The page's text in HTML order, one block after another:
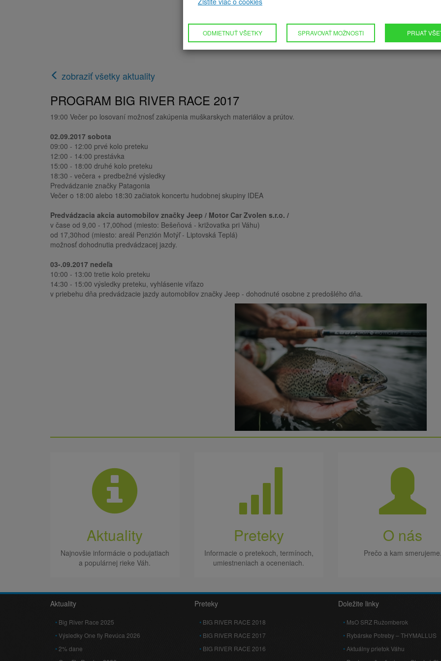
zobraziť všetky aktuality
PROGRAM BIG RIVER RACE 2017
19:00 Večer po losovaní možnosť zakúpenia muškarskych materiálov a prútov.
02.09.2017 sobota
09:00 - 12:00 prvé kolo preteku
12:00 - 14:00 prestávka
15:00 - 18:00 druhé kolo preteku
18:30 - večera + predbežné výsledky
Predvádzanie značky Patagonia
Večer o 18:00 alebo 18:30 začiatok koncertu hudobnej skupiny IDEA
Predvádzacia akcia automobilov značky Jeep / Motor Car Zvolen s.r.o. /
v čase od 9,00 - 17,00hod (miesto: Bešeňová - križovatka pri Váhu)
od 17,30hod (miesto: areál Penzión Motýľ - Liptovská Teplá)
možnosť dohodnutia predvádzacej jazdy.
03-.09.2017 nedeľa
10:00 - 13:00 tretie kolo preteku
14:30 - 15:00 výsledky preteku, vyhlásenie víťazo
v priebehu dňa predvádzacie jazdy automobilov značky Jeep - dohodnuté osobne z predošlého dňa.
Aktuality
Najnovšie informácie o podujatiach
a populárnej rieke Váh.
Preteky
Informacie o pretekoch, termínoch,
umiestneniach a oceneniach.
O nás
Prečo a kam
Aktuality
Big River Race 2025
Výsledky One fly Revúca 2026
2% dane
Preteky
BIG RIVER RACE 2018
BIG RIVER RACE 2017
BIG RIVER RACE 2016
Doležite linky
MsO SRZ Ružomberok
Rybárske Potreby – THYMALLUS
Aktuálny prietok Váhu
ODMIETNUŤ VŠETKY SPRAVOVAŤ MOŽNOSTI PRIJAŤ